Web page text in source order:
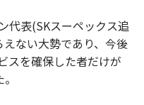
代表(SKスーペックス追
ない大勢であり、今後
スを確保した者だけが